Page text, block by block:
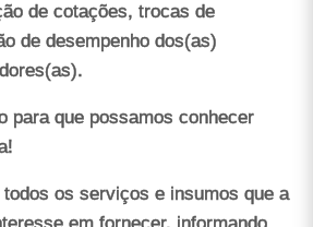
de cotações, trocas de
de desempenho dos(as)
para que possamos conhecer
os serviços e insumos que a